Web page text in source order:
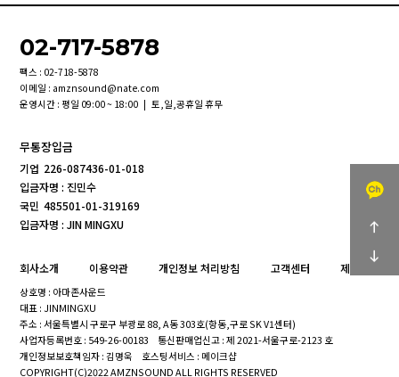
02-717-5878
팩스 : 02-718-5878
이메일 : amznsound@nate.com
운영시간 : 평일 09:00 ~ 18:00 | 토,일,공휴일 휴무
무통장입금
기업 226-087436-01-018
입금자명 : 진민수
국민 485501-01-319169
입금자명 : JIN MINGXU
회사소개 이용약관 개인정보 처리방침 고객센터 제휴문의
상호명 : 아마존사운드
대표 : JINMINGXU
주소 : 서울특별시 구로구 부광로 88, A동 303호(항동,구로 SK V1센터)
사업자등록번호 : 549-26-00183
통신판매업신고 : 제 2021-서울구로-2123 호
개인정보보호책임자 : 김명욱
호스팅서비스 : 메이크샵
COPYRIGHT(C)2022 AMZNSOUND ALL RIGHTS RESERVED